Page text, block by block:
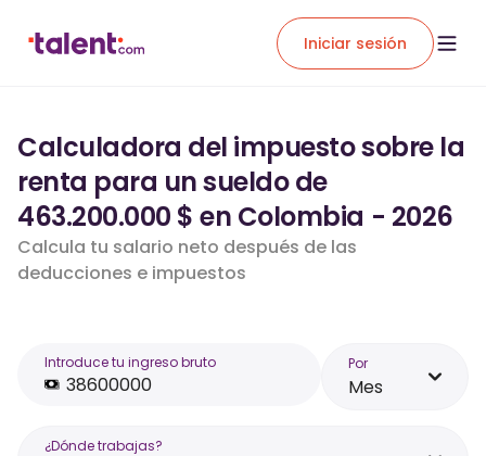
Iniciar sesión
Calculadora del impuesto sobre la
renta para un sueldo de
463.200.000 $ en Colombia - 2026
Calcula tu salario neto después de las
deducciones e impuestos
Introduce tu ingreso bruto Por
Mes
¿Dónde trabajas?